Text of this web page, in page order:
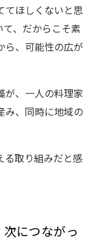
てほしくないと思
、だからこそ素
ら、可能性の広が
が、一人の料理家
み、同時に地域の
る取り組みだと感
につながっ